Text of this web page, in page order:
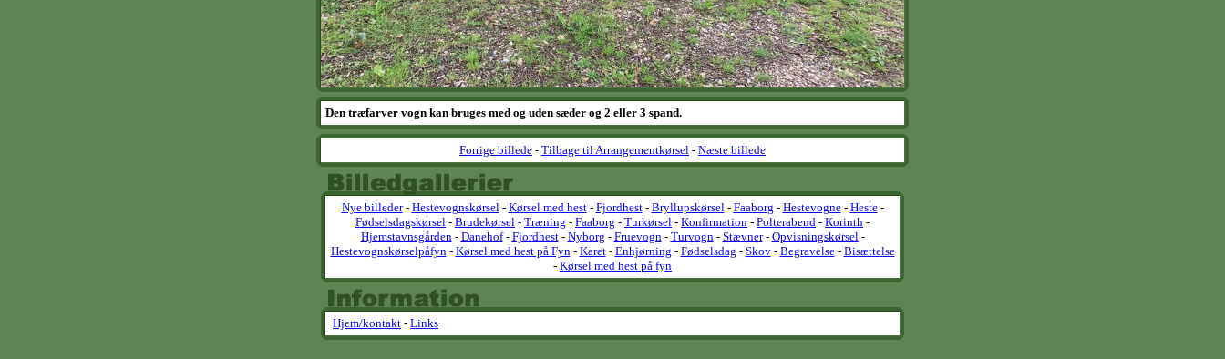
Den træfarver vogn kan bruges med og uden sæder og 2 eller 3 spand.
Forrige billede - Tilbage til Arrangementkørsel - Næste billede
Nye billeder- Hestevognskørsel- Kørsel med hest- Fjordhest- Bryllupskørsel- Faaborg - Hestevogne- Heste-
Fødselsdagskørsel - Brudekørsel - Træning - Faaborg - Turkørsel - Konfirmation - Polterabend - Korinth -
Hjemstavnsgården- Danehof- Fjordhest- Nyborg - Fruevogn- Turvogn- Stævner- Opvisningskørsel-
Hestevognskørselpåfyn- Kørsel med hest på Fyn- Karet- Enhjørning - Fødselsdag - Skov- Begravelse- Bisættelse
- Kørsel med hest på fyn
Hjem/kontakt - Links